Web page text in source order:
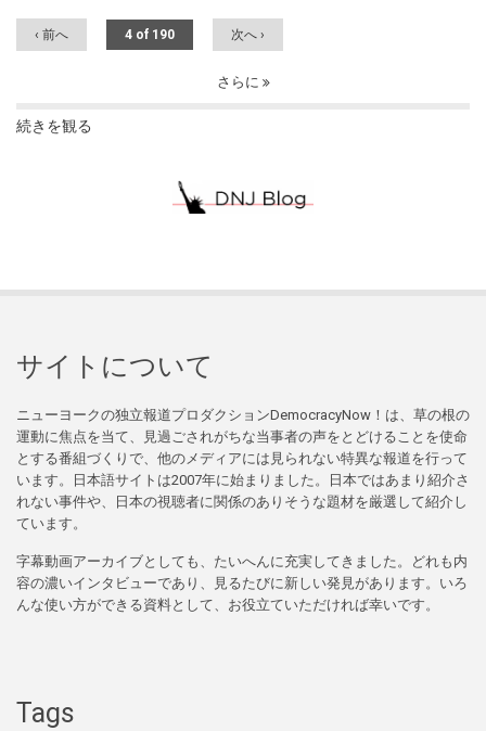
‹ 前へ 4 of 190 次へ ›
さらに
続きを観る
サイトについて
ニューヨークの独立報道プロダクションDemocracyNow！は、草の根の
運動に焦点を当て、見過ごされがちな当事者の声をとどけることを使命
とする番組づくりで、他のメディアには見られない特異な報道を行って
います。日本語サイトは2007年に始まりました。日本ではあまり紹介さ
れない事件や、日本の視聴者に関係のありそうな題材を厳選して紹介し
ています。
字幕動画アーカイブとしても、たいへんに充実してきました。どれも内
容の濃いインタビューであり、見るたびに新しい発見があります。いろ
んな使い方ができる資料として、お役立ていただければ幸いです。
Tags